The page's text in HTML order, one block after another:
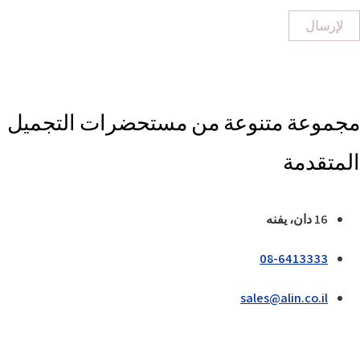
لإرسال
مجموعة متنوعة من مستحضرات التجميل
المتقدمة
16 دان، يفنه
08-6413333
sales@alin.co.il